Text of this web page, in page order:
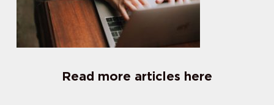
Read more articles here